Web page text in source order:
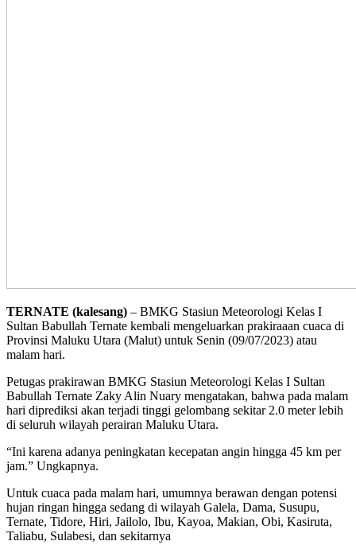
TERNATE (kalesang) – BMKG Stasiun Meteorologi Kelas I
Sultan Babullah Ternate kembali mengeluarkan prakiraaan cuaca di
Provinsi Maluku Utara (Malut) untuk Senin (09/07/2023) atau
malam hari.
Petugas prakirawan BMKG Stasiun Meteorologi Kelas I Sultan
Babullah Ternate Zaky Alin Nuary mengatakan, bahwa pada malam
hari diprediksi akan terjadi tinggi gelombang sekitar 2.0 meter lebih
di seluruh wilayah perairan Maluku Utara.
“Ini karena adanya peningkatan kecepatan angin hingga 45 km per
jam.” Ungkapnya.
Untuk cuaca pada malam hari, umumnya berawan dengan potensi
hujan ringan hingga sedang di wilayah Galela, Dama, Susupu,
Ternate, Tidore, Hiri, Jailolo, Ibu, Kayoa, Makian, Obi, Kasiruta,
Taliabu, Sulabesi, dan sekitarnya